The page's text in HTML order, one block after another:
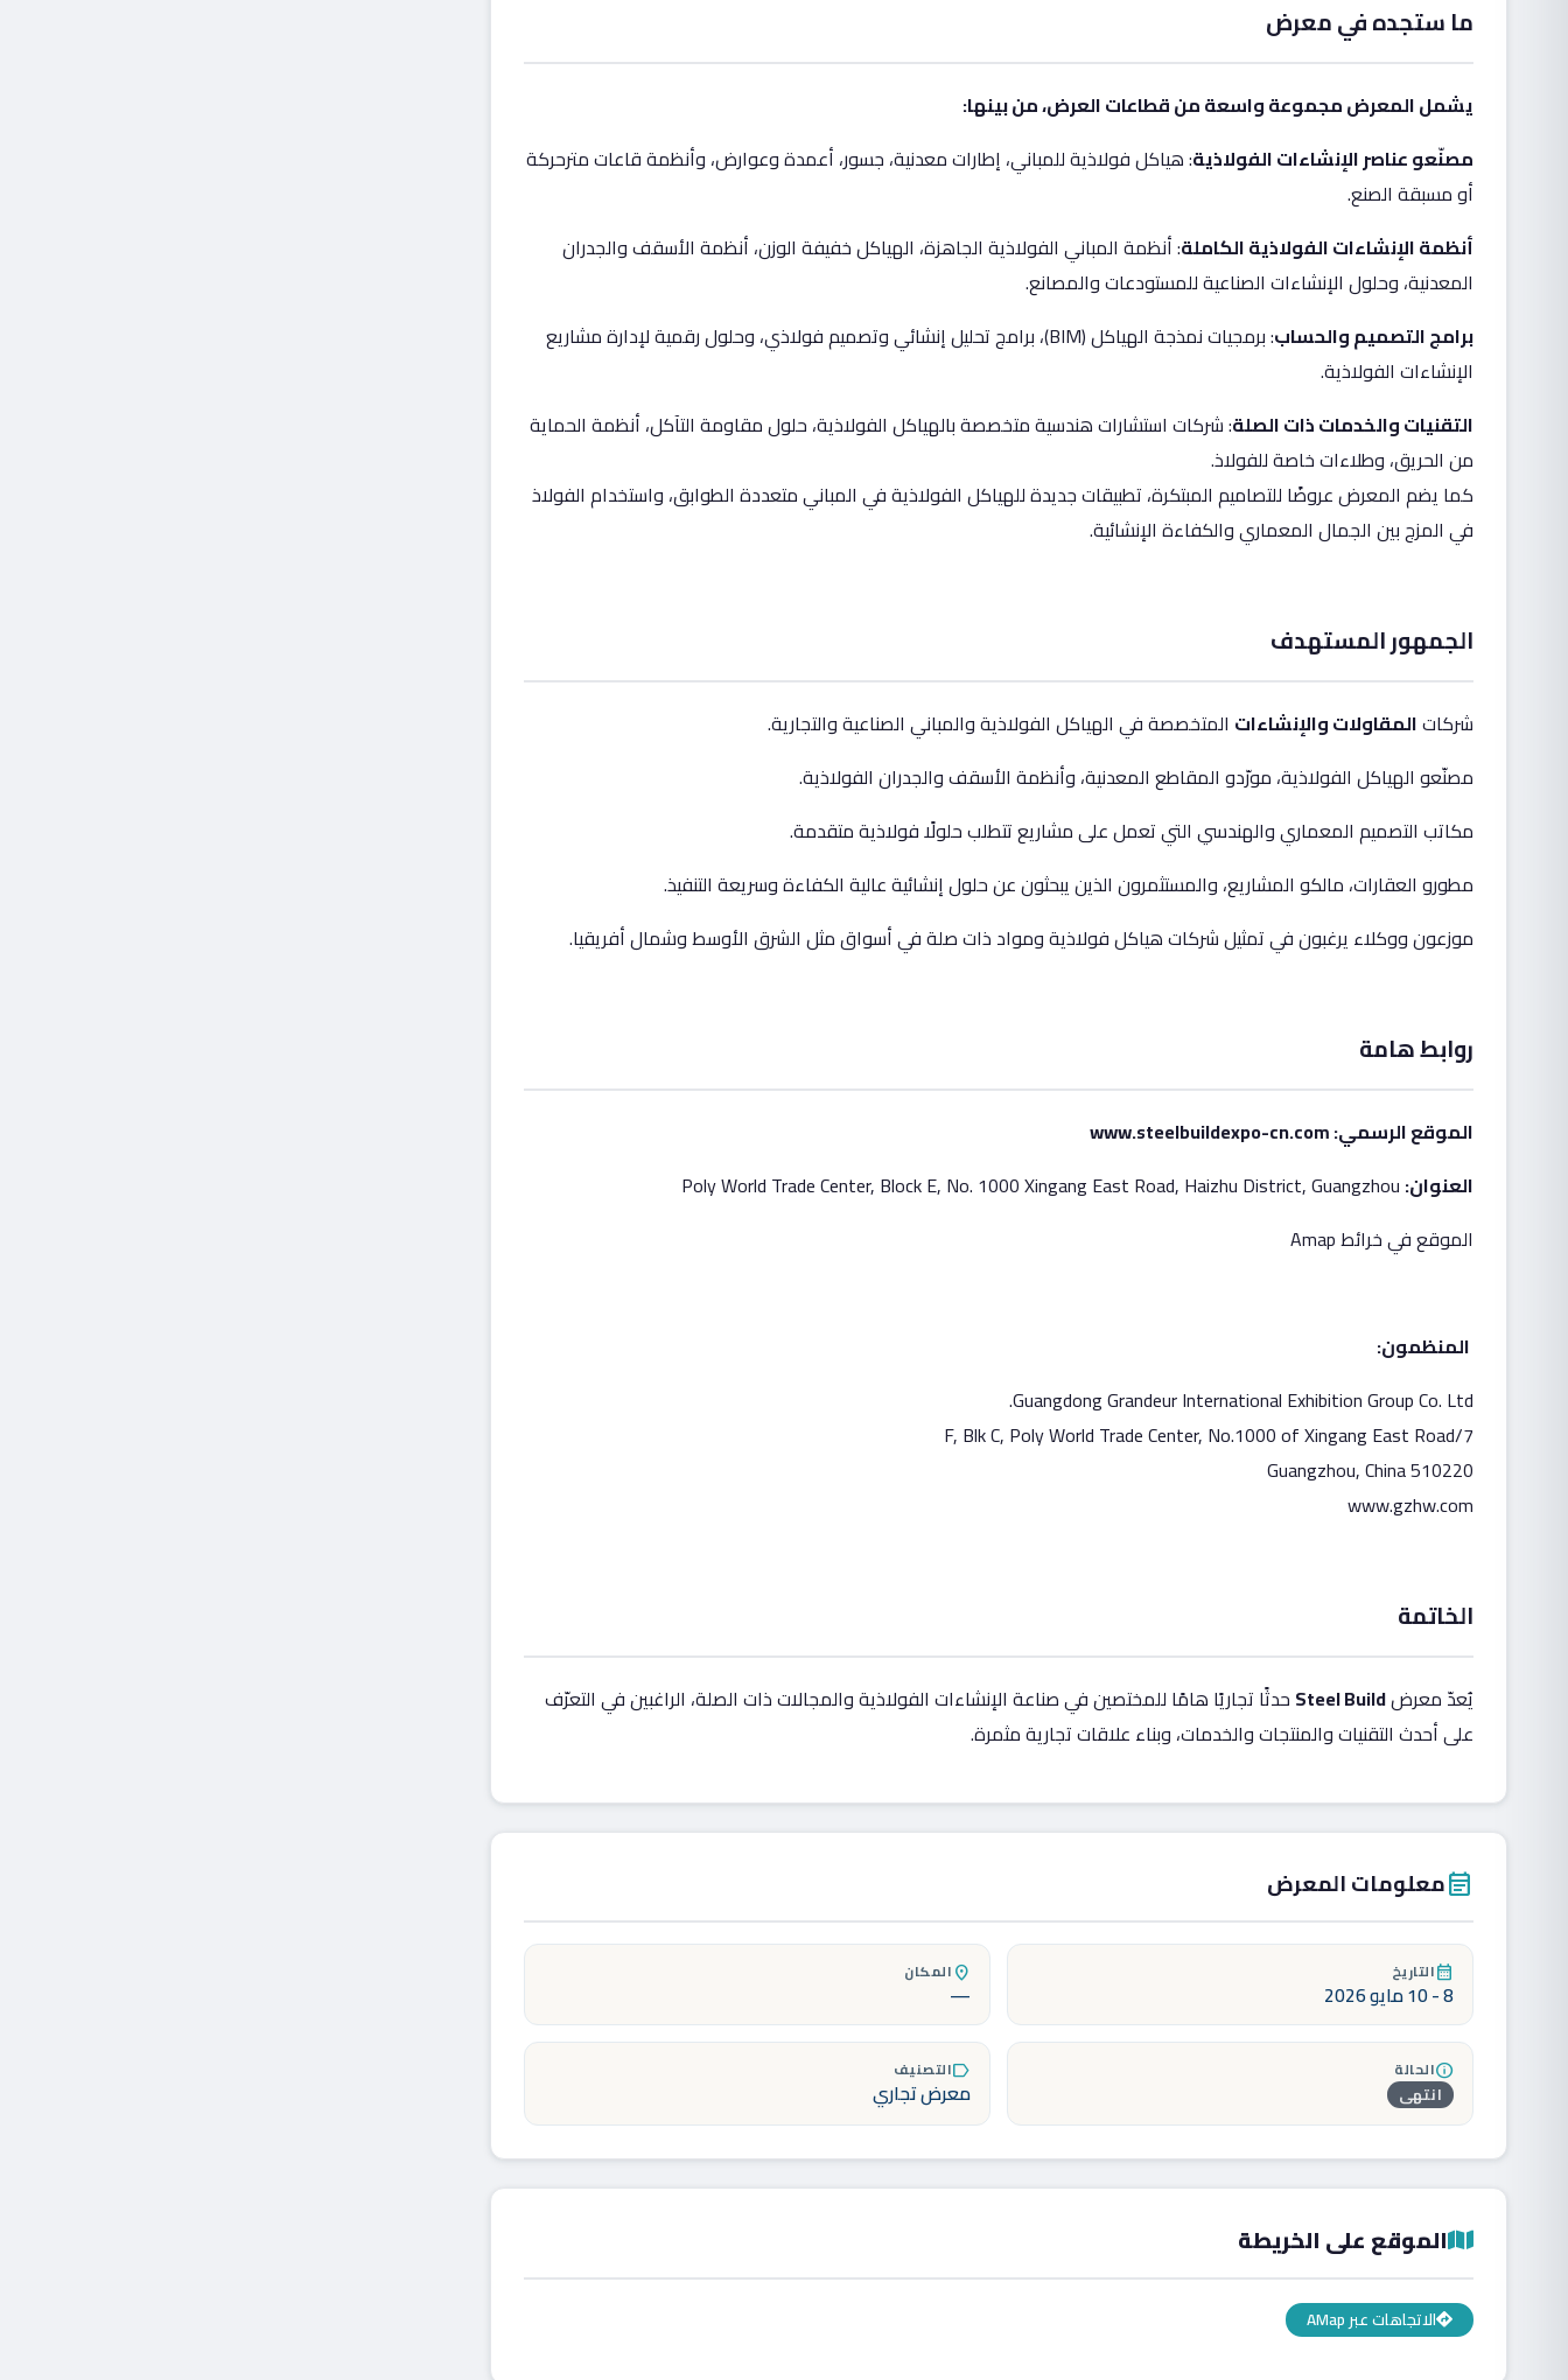
ما ستجده في معرض
يشمل المعرض مجموعة واسعة من قطاعات العرض، من بينها:
مصنّعو عناصر الإنشاءات الفولاذية: هياكل فولاذية للمباني، إطارات معدنية، جسور، أعمدة وعوارض، وأنظمة قاعات مترحركة
أو مسبقة الصنع.
أنظمة الإنشاءات الفولاذية الكاملة: أنظمة المباني الفولاذية الجاهزة، الهياكل خفيفة الوزن، أنظمة الأسقف والجدران
المعدنية، وحلول الإنشاءات الصناعية للمستودعات والمصانع.
برامج التصميم والحساب
: برمجيات نمذجة الهياكل (BIM)، برامج تحليل إنشائي وتصميم فولاذي، وحلول رقمية لإدارة مشاريع
الإنشاءات الفولاذية.
التقنيات والخدمات ذات الصلة: شركات استشارات هندسية متخصصة بالهياكل الفولاذية، حلول مقاومة التآكل، أنظمة الحماية
من الحريق، وطلاءات خاصة للفولاذ.
كما يضم المعرض عروضًا للتصاميم المبتكرة، تطبيقات جديدة للهياكل الفولاذية في المباني متعددة الطوابق، واستخدام الفولاذ
في المزج بين الجمال المعماري والكفاءة الإنشائية.
الجمهور المستهدف
شركاتالمقاولات والإنشاءات المتخصصة في الهياكل الفولاذية والمباني الصناعية والتجارية.
مصنّعو الهياكل الفولاذية، مورّدو المقاطع المعدنية، وأنظمة الأسقف والجدران الفولاذية.
مكاتب التصميم المعماري والهندسي التي تعمل على مشاريع تتطلب حلولًا فولاذية متقدمة.
مطورو العقارات، مالكو المشاريع، والمستثمرون الذين يبحثون عن حلول إنشائية عالية الكفاءة وسريعة التنفيذ.
موزعون ووكلاء يرغبون في تمثيل شركات هياكل فولاذية ومواد ذات صلة في أسواق مثل الشرق الأوسط وشمال أفريقيا.
روابط هامة
الموقع الرسمي:
www.steelbuildexpo-cn.com
العنوان:
الموقع في خرائط Amap
المنظمون:
Guangdong Grandeur International Exhibition Group Co. Ltd.
7/F, Blk C, Poly World Trade Center, No.1000 of Xingang East Road
510220 Guangzhou, China
www.gzhw.com
الخاتمة
يُعدّ معرضSteel Build حدثًا تجاريًا هامًا للمختصين في صناعة الإنشاءات الفولاذية والمجالات ذات الصلة، الراغبين في التعرّف
على أحدث التقنيات والمنتجات والخدمات، وبناء علاقات تجارية مثمرة.
event_noteمعلومات المعرض
calendar_monthالتاريخ
8 - 10 مايو 2026
location_on المكان
—
infoالحالة
انتهى
labelالتصنيف
معرض تجاري
الموقع على الخريطة
الاتجاهات عبر AMap